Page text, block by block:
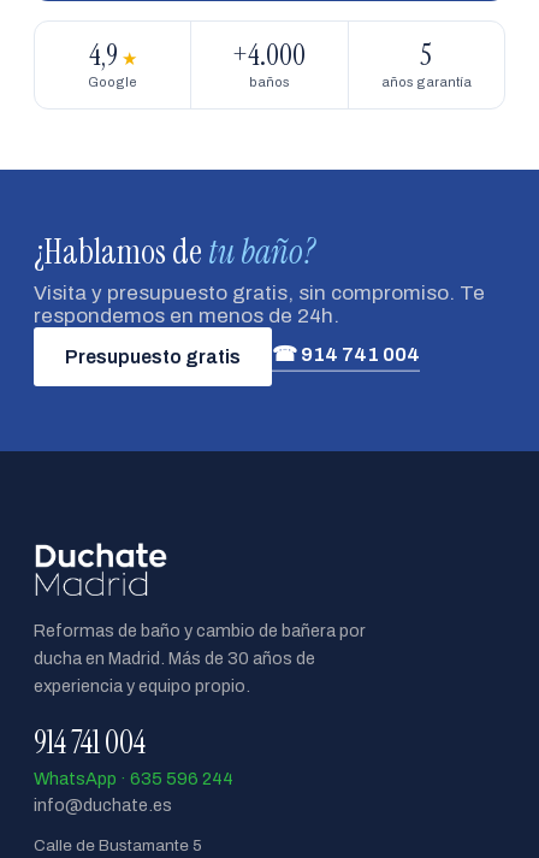
4,9 ★
Google
+4.000
baños
5
años garantía
¿Hablamos detu baño?
Visita y presupuesto gratis, sin compromiso. Te
respondemos en menos de 24h.
Presupuesto gratis ☎ 914 741 004
Reformas de baño y cambio de bañera por
ducha en Madrid. Más de 30 años de
experiencia y equipo propio.
914 741 004
WhatsApp · 635 596 244
info@duchate.es
Calle de Bustamante 5